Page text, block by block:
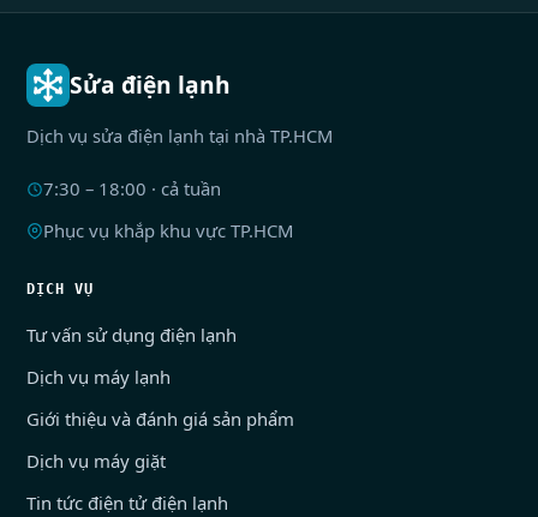
Sửa điện lạnh
Dịch vụ sửa điện lạnh tại nhà TP.HCM
7:30 – 18:00 · cả tuần
Phục vụ khắp khu vực TP.HCM
DỊCH VỤ
Tư vấn sử dụng điện lạnh
Dịch vụ máy lạnh
Giới thiệu và đánh giá sản phẩm
Dịch vụ máy giặt
Tin tức điện tử điện lạnh